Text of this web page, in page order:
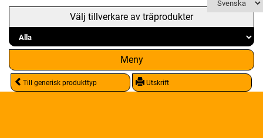
Välj tillverkare av träprodukter
Meny
Till generisk produkttyp Utskrift